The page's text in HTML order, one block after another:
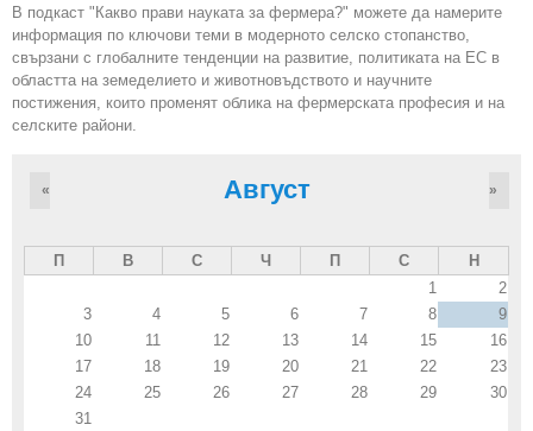
В подкаст "Какво прави науката за фермера?" можете да намерите
информация по ключови теми в модерното селско стопанство,
свързани с глобалните тенденции на развитие, политиката на ЕС в
областта на земеделието и животновъдството и научните
постижения, които променят облика на фермерската професия и на
селските райони.
Август
« »
П В С Ч П С
Н
1
2
3
4 5 6 7 8
9
10
11 12 13 14 15
16
17
18 19 20 21 22
23
24
25 26 27 28 29
30
31